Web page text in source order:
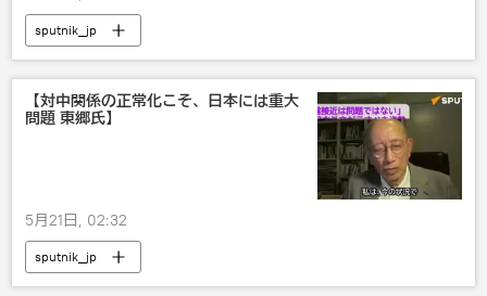
sputnik_jp
【対中関係の正常化こそ、日本には重大
問題 東郷氏】
5月21日, 02:32
sputnik_jp